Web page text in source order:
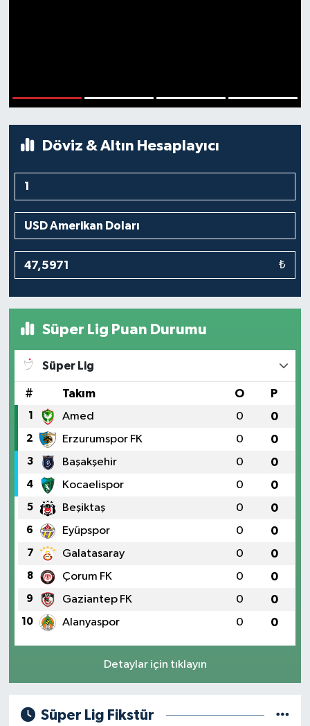
Döviz & Altın Hesaplayıcı
₺
Süper Lig Puan Durumu
Süper Lig
# Takım O P
1 Amed 0 0
2 Erzurumspor FK 0 0
3 Başakşehir 0 0
4 Kocaelispor 0 0
5 Beşiktaş 0 0
6 Eyüpspor 0 0
7 Galatasaray 0 0
8 Çorum FK 0 0
9 Gaziantep FK 0 0
10 Alanyaspor 0 0
Detaylar için tıklayın
Süper Lig Fikstür